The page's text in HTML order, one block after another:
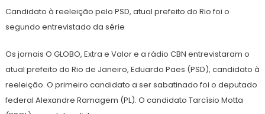
Candidato à reeleição pelo PSD, atual prefeito do Rio foi o
segundo entrevistado da série
Os jornais O GLOBO, Extra e Valor e a rádio CBN entrevistaram o
atual prefeito do Rio de Janeiro, Eduardo Paes (PSD), candidato à
reeleição. O primeiro candidato a ser sabatinado foi o deputado
federal Alexandre Ramagem (PL). O candidato Tarcísio Motta